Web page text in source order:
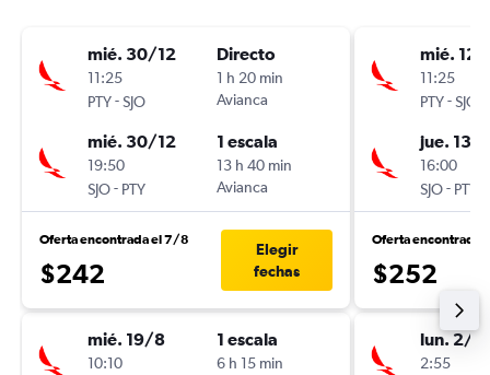
mié. 30/12
11:25
PTY-SJO
Directo
1 h 20 min
Avianca
mié. 30/12
19:50
SJO- PTY
1 escala
13 h 40 min
Avianca
Oferta encontrada el 7/8
$242
Elegir
fechas
mié. 19/8
10:10
1 escala
6 h 15 min
mié.
11:25
PTY-SJO
jue. 13/
16:00
SJO- PTY
Oferta encontrada
$252
lun. 2/11
2:55